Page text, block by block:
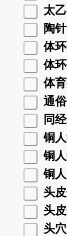
太
陶
体
体
体
通
同
铜
铜
铜
头
头
头